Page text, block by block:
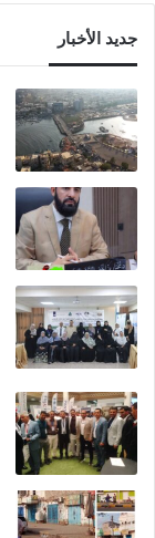
جديد الأخبار